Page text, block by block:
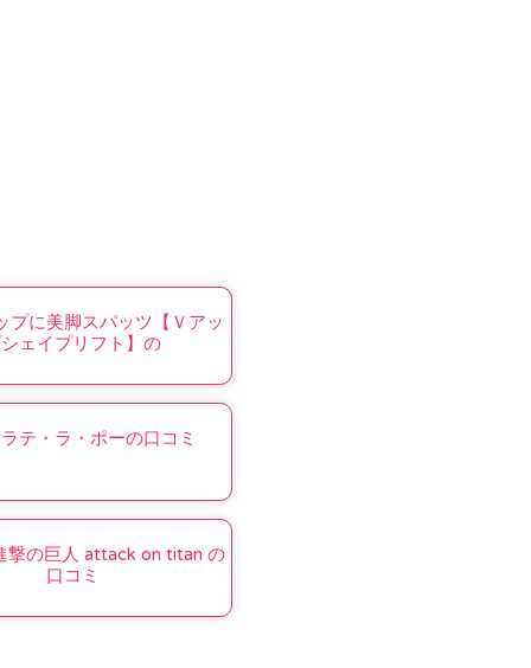
プに美脚スパッツ【Ｖアッ
ェイプリフト】の
テ・ラ・ポーの口コミ
撃の巨人 attack on titan の
口コミ